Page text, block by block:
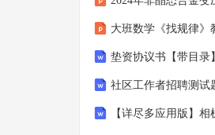
大班数学《找规律》
垫资协议书【带目录】
社区工作者招聘测试